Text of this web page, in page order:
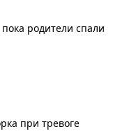
родители спали
при тревоге